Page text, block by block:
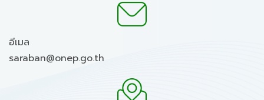
อีเมล
saraban@onep.go.th